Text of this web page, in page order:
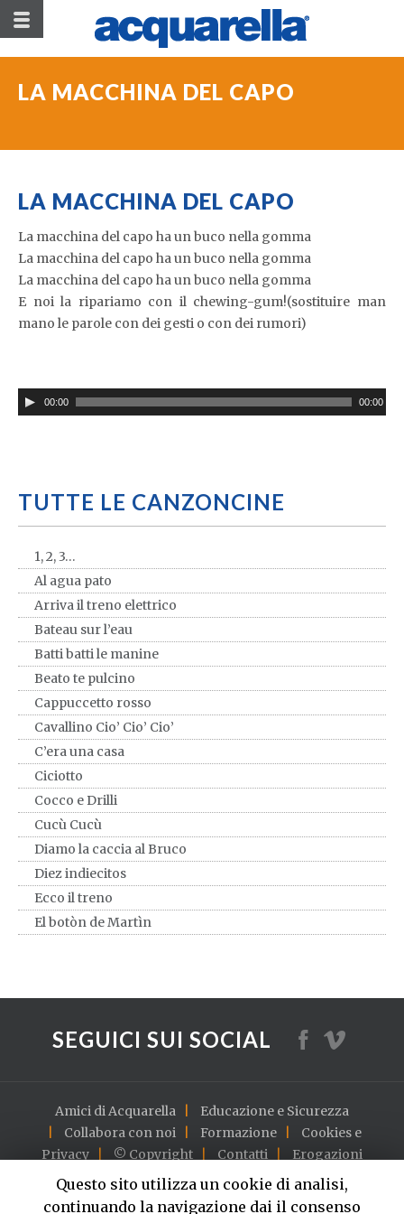
LA MACCHINA DEL CAPO
LA MACCHINA DEL CAPO
La macchina del capo ha un buco nella gomma
La macchina del capo ha un buco nella gomma
La macchina del capo ha un buco nella gomma
E noi la ripariamo con il chewing-gum!(sostituire man
mano le parole con dei gesti o con dei rumori)
00:00 00:00
TUTTE LE CANZONCINE
1, 2, 3…
Al agua pato
Arriva il treno elettrico
Bateau sur l’eau
Batti batti le manine
Beato te pulcino
Cappuccetto rosso
Cavallino Cio’ Cio’ Cio’
C’era una casa
Ciciotto
Cocco e Drilli
Cucù Cucù
Diamo la caccia al Bruco
Diez indiecitos
Ecco il treno
El botòn de Martìn
Fischiettando Felice
Giro giro tondo
Il Cow-Boy Piero
Il dragone
Il Funghetto
SEGUICI SUI SOCIAL
Amici di Acquarella
Educazione e Sicurezza
Collabora con noi
Formazione
Cookies e
Privacy
© Copyright Contatti
Erogazioni
English version
Questo sito utilizza un cookie di analisi,
continuando la navigazione dai il consenso